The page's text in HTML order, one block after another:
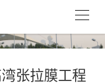
张拉膜工程